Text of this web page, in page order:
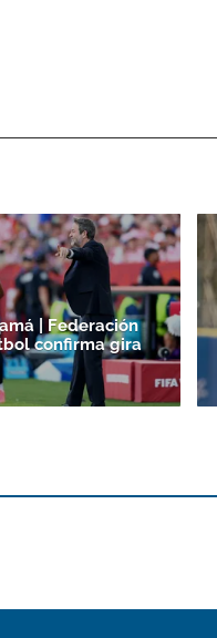
| Federación
confirma gira